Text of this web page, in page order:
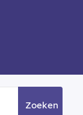
Zoeken